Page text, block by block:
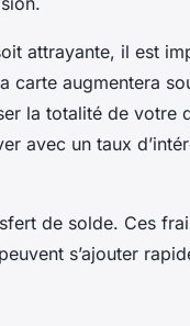
attrayante, il est
carte augmentera
la totalité de votre
avec un taux
de solde. Ces
s’ajouter